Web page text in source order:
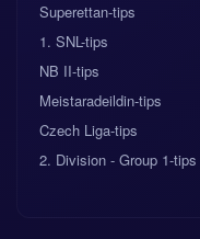
Superettan-tips
1. SNL-tips
NB II-tips
Meistaradeildin-tips
Czech Liga-tips
2. Division - Group 1-tips